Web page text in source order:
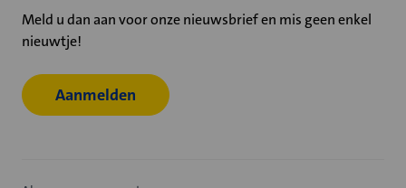
Meld u dan aan voor onze nieuwsbrief en mis geen enkel
nieuwtje!
Aanmelden